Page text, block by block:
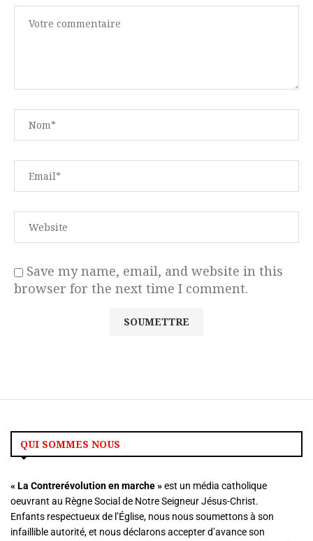
Save my name, email, and website in this
browser for the next time I comment.
QUI SOMMES NOUS
« La Contrerévolution en marche »est un média catholique
oeuvrant au Règne Social de Notre Seigneur Jésus-Christ.
Enfants respectueux de l’Église, nous nous soumettons à son
infaillible autorité, et nous déclarons accepter d’avance son